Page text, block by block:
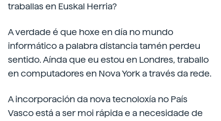
traballas en Euskal Herria?
A verdade é que hoxe en día no mundo
informático a palabra distancia tamén perdeu
sentido. Aínda que eu estou en Londres, traballo
en computadores en Nova York a través da rede.
A incorporación da nova tecnoloxía no País
Vasco está a ser moi rápida e a necesidade de